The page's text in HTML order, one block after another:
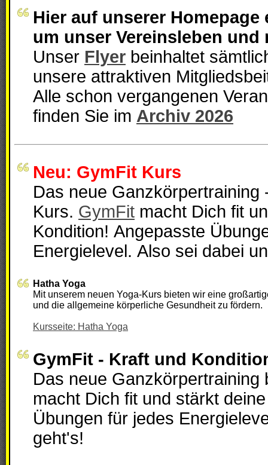
Hier auf unserer
um unser Vereinsleben und
Unser Flyer beinhaltet
unsere attraktiven
Alle schon vergangenen
finden Sie im Archiv 2026
Neu: GymFit Kurs
Das neue Ganzkörpertraining
Kurs. GymFit macht Dich fit
Kondition! Angepasste
Energielevel. Also sei dabei
Hatha Yoga
Mit unserem neuen Yoga-Kurs bieten wir eine
und die allgemeine körperliche Gesundheit zu fördern.
Kursseite: Hatha Yoga
GymFit - Kraft und
Das neue
macht Dich fit und stärkt
Übungen für jedes
geht's!